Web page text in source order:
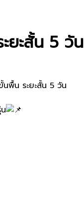
ยะสั้น 5 วัน
นพื้น ระยะสั้น 5 วัน